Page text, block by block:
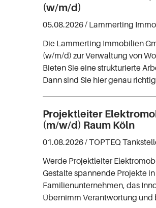
(w/m/d)
05.08.2026 / Lammerting
Die Lammerting Immobilien
(w/m/d) zur Verwaltung von
Bieten Sie eine strukturierte
Dann sind Sie hier genau
Projektleiter
(m/w/d) Raum Köln
01.08.2026 /TOPTEQ
Werde Projektleiter
Gestalte spannende Projekte
Familienunternehmen, das
Übernimm Verantwortung